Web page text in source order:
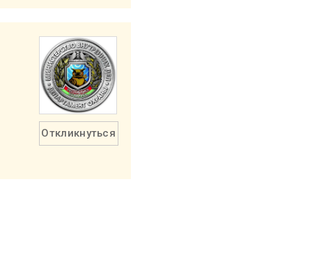
Откликнуться